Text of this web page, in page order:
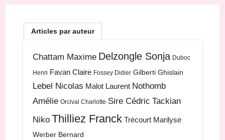
Articles par auteur
Chattam Maxime Delzongle Sonja Duboc
Henri Favan Claire Fossey Didier Gilberti Ghislain
Lebel Nicolas Malot Laurent Nothomb
Amélie Orcival Charlotte Sire Cédric Tackian
Niko Thilliez Franck Trécourt Marilyse
Werber Bernard